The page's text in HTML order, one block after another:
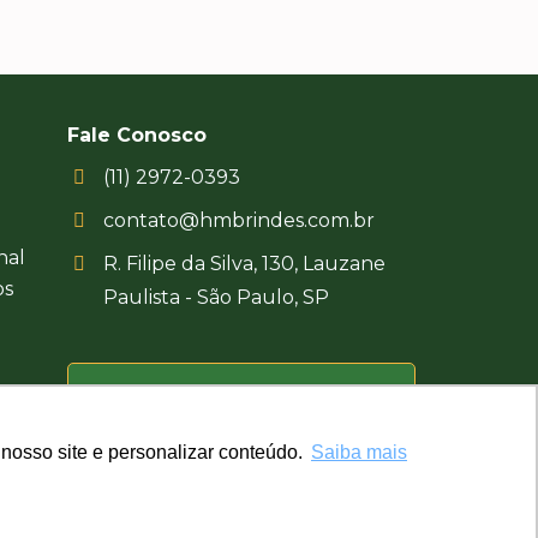
site e personalizar conteúdo. Saiba mais
site e personalizar conteúdo. Saiba mais
Fale Conosco
(11) 2972-0393
contato@hmbrindes.com.br
R. Filipe da Silva, 130, Lauzane
Paulista - São Paulo, SP
Uma empresa certificada